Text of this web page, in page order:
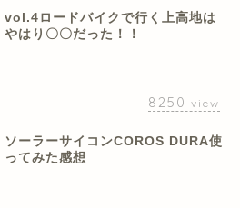
vol.4ロードバイクで行く上高地は
やはり〇〇だった！！
8250 view
ソーラーサイコンCOROS DURA使
ってみた感想